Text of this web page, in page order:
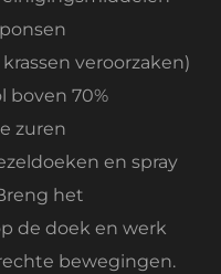
veroorzaken)
boven 70%
zuren
en spray
het
de doek en werk
bewegingen.